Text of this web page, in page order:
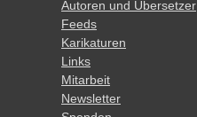
Autoren und Übersetzer
Feeds
Karikaturen
Links
Mitarbeit
Newsletter